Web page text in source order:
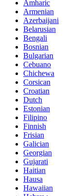
Amharic
Armenian
Azerbaijani
Belarusian
Bengali
Bosnian
Bulgarian
Cebuano
Chichewa
Corsican
Croatian
Dutch
Estonian
Filipino
Finnish
Frisian
Galician
Georgian
Gujarati
Haitian
Hausa
Hawaiian